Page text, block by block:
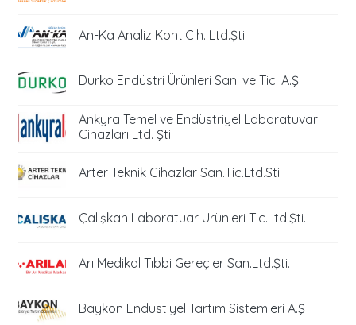
An-Ka Analiz Kont.Cih. Ltd.Şti.
Durko Endüstri Ürünleri San. ve Tic. A.Ş.
Ankyra Temel ve Endüstriyel Laboratuvar
Cihazları Ltd. Şti.
Arter Teknik Cihazlar San.Tic.Ltd.Sti.
Çalışkan Laboratuar Ürünleri Tic.Ltd.Şti.
Arı Medikal Tıbbi Gereçler San.Ltd.Şti.
Baykon Endüstiyel Tartım Sistemleri A.Ş